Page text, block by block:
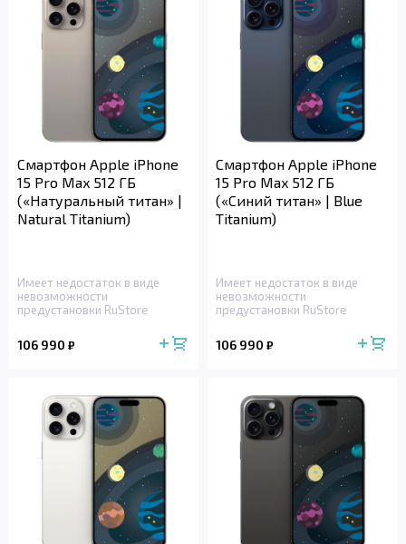
Смартфон Apple iPhone
15 Pro Max 512 ГБ
(«Натуральный титан» |
Natural Titanium)
Имеет недостаток в виде
невозможности
предустановки RuStore
106 990 ₽
Смартфон Apple iPhone
15 Pro Max 512 ГБ
(«Синий титан» | Blue
Titanium)
Имеет недостаток в виде
невозможности
предустановки RuStore
106 990 ₽